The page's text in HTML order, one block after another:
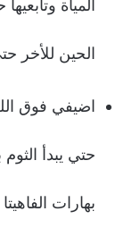
المياة
الحين للأخر
اضيفي فوق
حتي يبدأ
بهارات